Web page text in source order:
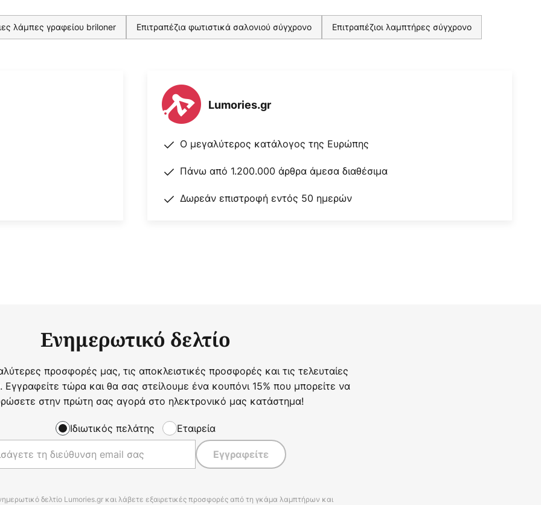
λάμπες γραφείου briloner Επιτραπέζια φωτιστικά σαλονιού σύγχρονο Επιτραπέζιοι λαμπτήρες σύγχρονο
Lumories.gr
Ο μεγαλύτερος κατάλογος της Ευρώπης
Πάνω από 1.200.000 άρθρα άμεσα διαθέσιμα
Δωρεάν επιστροφή εντός 50 ημερών
Ενημερωτικό δελτίο
προσφορές μας, τις αποκλειστικές προσφορές και τις τελευταίες
Εγγραφείτε τώρα και θα σας στείλουμε ένα κουπόνι 15% που μπορείτε να
στην πρώτη σας αγορά στο ηλεκτρονικό μας κατάστημα!
Ιδιωτικός πελάτης Εταιρεία
Εγγραφείτε
δελτίο Lumories.gr και λάβετε εξαιρετικές προσφορές από τη γκάμα λαμπτήρων και